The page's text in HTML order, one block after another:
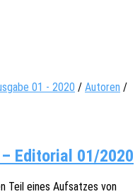
01 - 2020 / Autoren /
Editorial 01/2020
Teil eines Aufsat­zes von